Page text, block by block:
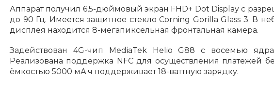
Сегодня
25%
Аппарат получил 6,5-дюймовый экран FHD+ Dot Display с
до 90 Гц. Имеется защитное стекло Corning Gorilla Glass 3. В
дисплея находится 8-мегапиксельная фронтальная камера.
Задействован 4G-чип MediaTek Helio G88 с восемью
Реализована поддержка NFC для осуществления платежей
ёмкостью 5000 мА·ч поддерживает 18-ваттную зарядку.